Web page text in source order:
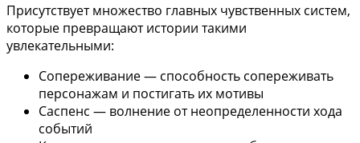
Присутствует множество главных чувственных систем,
которые превращают истории такими
увлекательными:
Сопереживание — способность сопереживать
персонажам и постигать их мотивы
Саспенс — волнение от неопределенности хода
событий